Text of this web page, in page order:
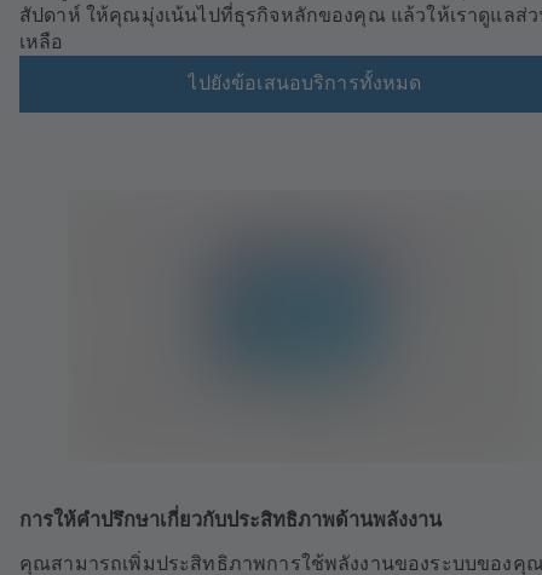
สัปดาห์ ให้คุณมุ่งเน้นไปที่ธุรกิจหลักของคุณ แล้วให้เราดูแลส่
เหลือ
ไปยังข้อเสนอบริการทั้งหมด
การให้คำปรึกษาเกี่ยวกับประสิทธิภาพด้านพลังงาน
คุณสามารถเพิ่มประสิทธิภาพการใช้พลังงานของระบบของคุ